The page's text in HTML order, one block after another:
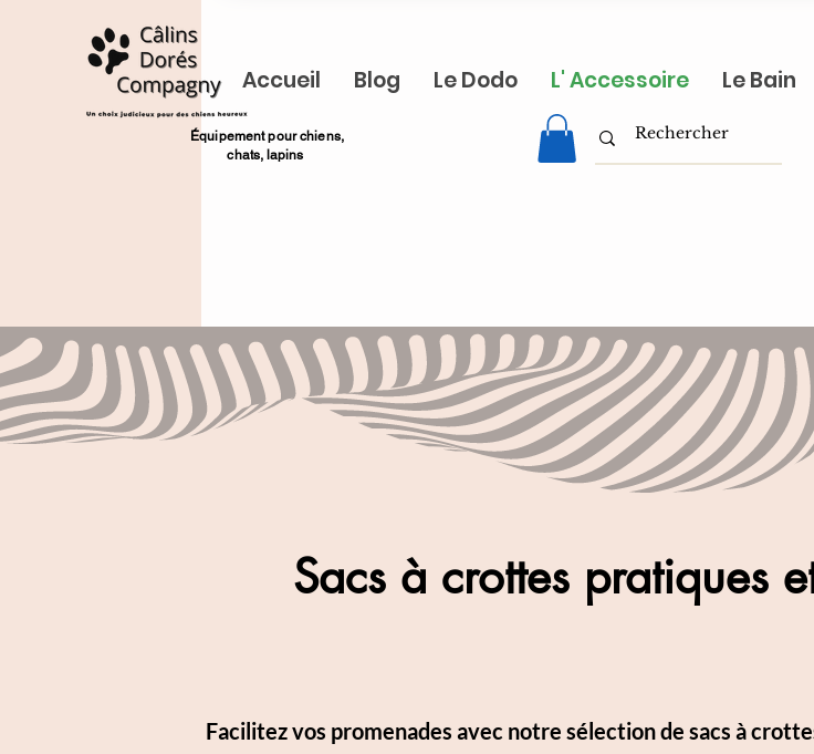
Accueil Blog Le Dodo L' Accessoire Le Bain
​Équipement pour chiens,
chats, lapins
Sacs à crottes pratiques
Facilitez vos promenades avec notre sélection de sacs à